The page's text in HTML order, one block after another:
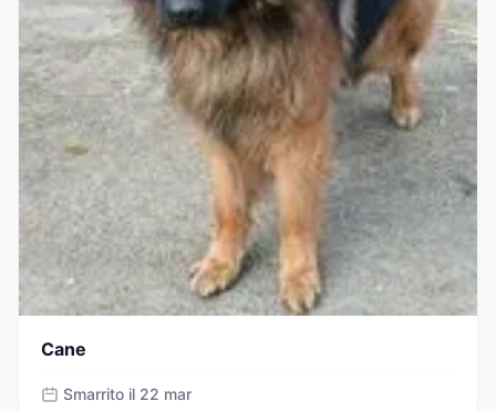
Cane
Smarrito il 22 mar